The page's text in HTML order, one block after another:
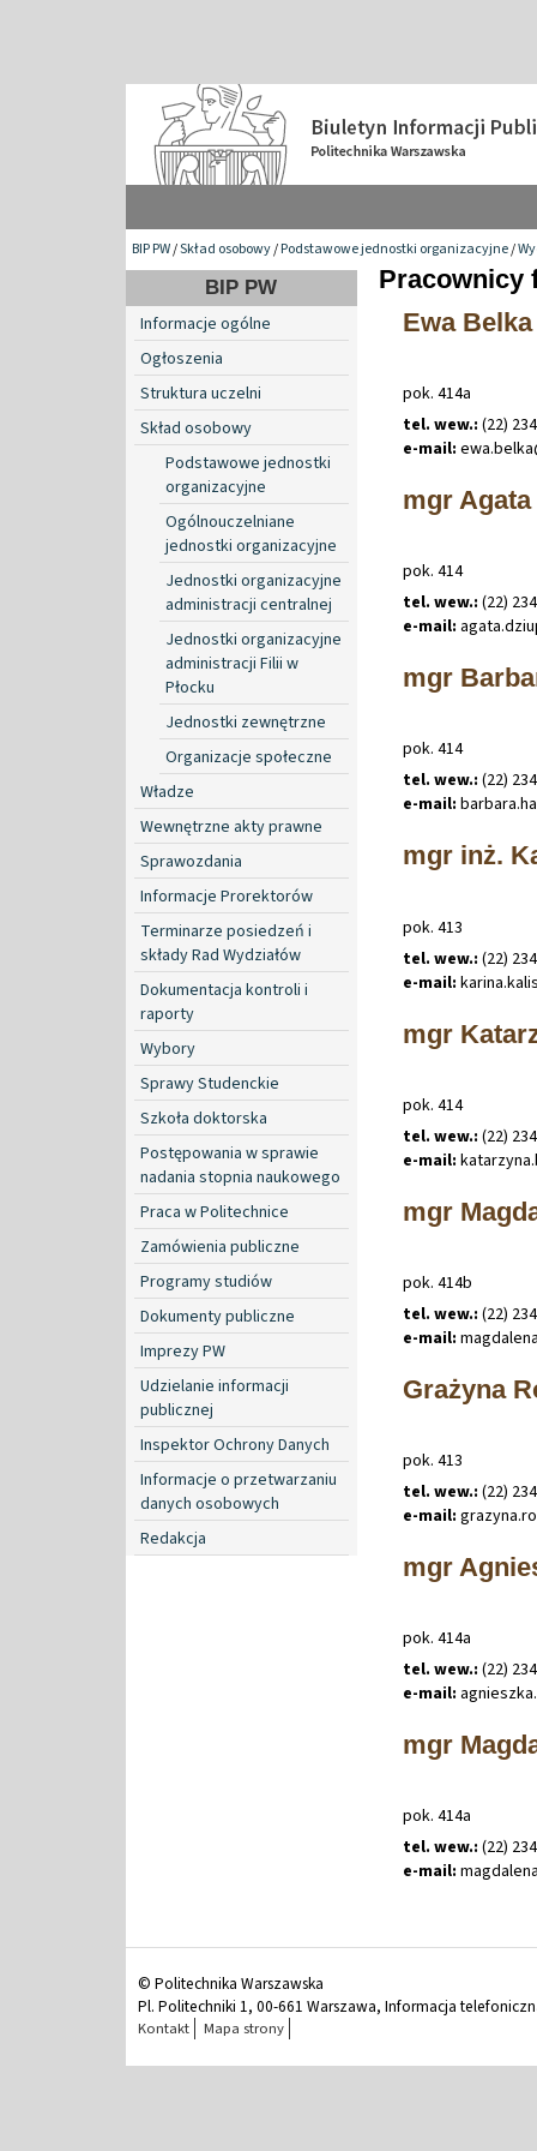
BIP PW/Skład osobowy/Podstawowe jednostki organizacyjne/
BIP PW
Informacje ogólne
Ogłoszenia
Struktura uczelni
Skład osobowy
Podstawowe jednostki
organizacyjne
Ogólnouczelniane
jednostki organizacyjne
Jednostki organizacyjne
administracji centralnej
Jednostki organizacyjne
administracji Filii w
Płocku
Jednostki zewnętrzne
Organizacje społeczne
Władze
Wewnętrzne akty prawne
Sprawozdania
Informacje Prorektorów
Terminarze posiedzeń i
składy Rad Wydziałów
Dokumentacja kontroli i
raporty
Wybory
Sprawy Studenckie
Szkoła doktorska
Postępowania w sprawie
nadania stopnia naukowego
Praca w Politechnice
Zamówienia publiczne
Programy studiów
Dokumenty publiczne
Imprezy PW
Udzielanie informacji
publicznej
Inspektor Ochrony Danych
Informacje o przetwarzaniu
danych osobowych
Redakcja
Pracownicy
Ewa Belka
pok. 414a
tel. wew.: (22)
e-mail: ewa.
mgr
pok. 414
tel. wew.: (22)
e-mail: agata.
mgr
pok. 414
tel. wew.: (22)
e-mail: barbara.
mgr inż.
pok. 413
tel. wew.: (22)
e-mail: karina.
mgr
pok. 414
tel. wew.: (22)
e-mail: katarzyna.
mgr
pok. 414b
tel. wew.: (22)
e-mail:
Grażyna
pok. 413
tel. wew.: (22)
e-mail: grazyna.
mgr
pok. 414a
tel. wew.: (22)
e-mail: agnieszka.
mgr
pok. 414a
tel. wew.: (22)
e-mail:
© Politechnika Warszawska
Pl. Politechniki 1, 00-661 Warszawa, Informacja
Kontakt Mapa strony